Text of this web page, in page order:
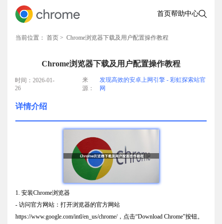
首页帮助中心
当前位置： 首页 > Chrome浏览器下载及用户配置操作教程
Chrome浏览器下载及用户配置操作教程
时间：2026-01-
26
来
源：
发现高效的安卓上网引擎 - 彩虹探索站官
网
详情介绍
1. 安装Chrome浏览器
- 访问官方网站：打开浏览器的官方网站
https://www.google.com/intl/en_us/chrome/，点击“Download Chrome”按钮。